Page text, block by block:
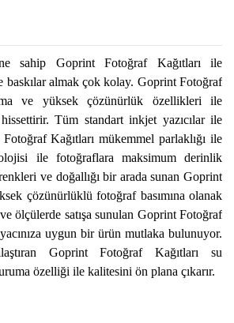
sahip Goprint Fotoğraf Kağıtları ile
baskılar almak çok kolay. Goprint Fotoğraf
ve yüksek çözünürlük özellikleri ile
Tüm standart inkjet yazıcılar ile
Kağıtları mükemmel parlaklığı ile
ile fotoğraflara maksimum derinlik
ve doğallığı bir arada sunan Goprint
çözünürlüklü fotoğraf basımına olanak
ölçülerde satışa sunulan Goprint Fotoğraf
uygun bir ürün mutlaka bulunuyor.
Goprint Fotoğraf Kağıtları su
özelliği ile kalitesini ön plana çıkarır.